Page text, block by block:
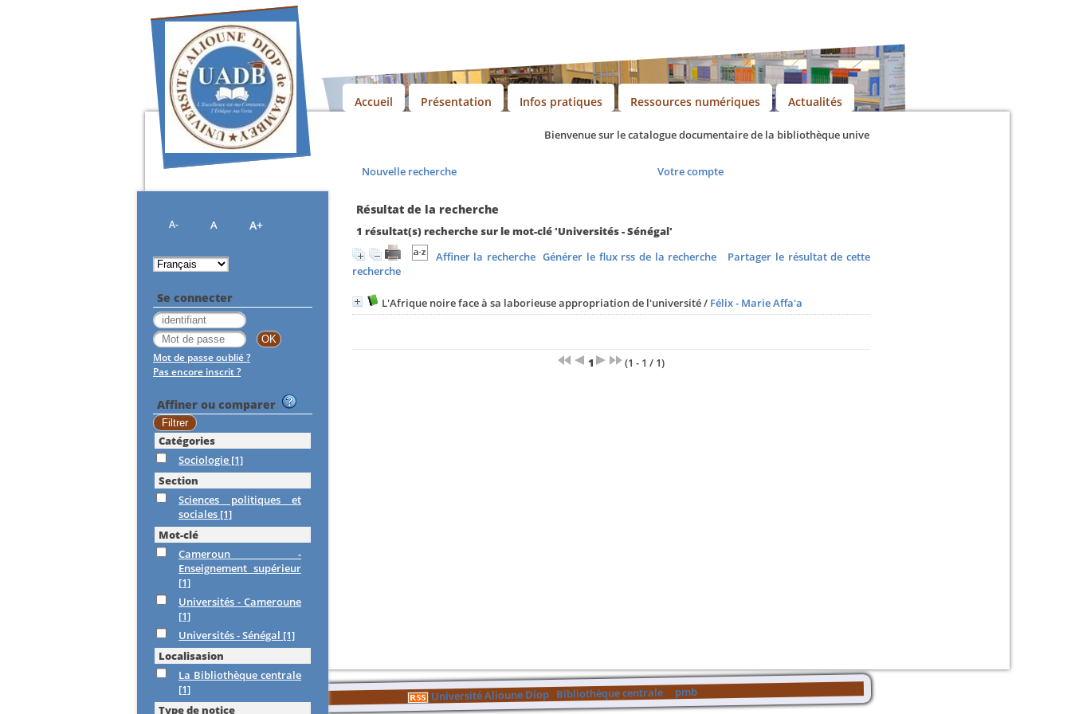
Bienvenue sur le catalogue documentaire de la bibliothèque universitaire
Nouvelle recherche Votre compte
Résultat de la recherche
1 résultat(s) recherche sur le mot-clé 'Universités - Sénégal'
Affiner la recherche Générer le flux rss de la recherche
Partager le résultat de cette
recherche
L'Afrique noire face à sa laborieuse appropriation de l'université/ Félix - Marie Affa'a
1 (1 - 1 / 1)
Université Alioune Diop Bibliothèque centrale pmb
Accueil Présentation Infos pratiques Ressources numériques Actualités
A- A A+
Se connecter
Mot de passe oublié ?
Pas encore inscrit ?
Affiner ou comparer
Catégories
Sociologie [1]
Section
Sciences politiques et
sociales [1]
Mot-clé
Cameroun -
Enseignement supérieur
[1]
Universités - Cameroune
[1]
Universités - Sénégal [1]
Localisasion
La Bibliothèque centrale
[1]
Type de notice